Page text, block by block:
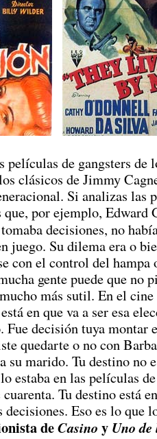
películas de gangsters de
clásicos de Jimmy
Si analizas las
que, por ejemplo, Edward
decisiones, no
juego. Su dilema era o
con el control del
gente puede que no
más sutil. En el cine
en que va a ser esa
Fue decisión tuya montar
quedarte o no con
su marido. Tu destino no
estaba en las películas
Tu destino está
Eso es lo que
deCasino y Uno